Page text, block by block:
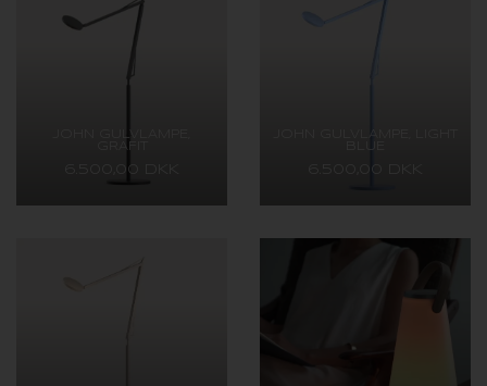
6.500,00 DKK
JOHN GULVLAMPE, LIGHT
6.500,00 DKK